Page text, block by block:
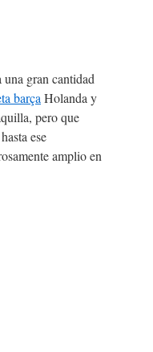
gran cantidad
barça Holanda y
pero que
ese
amplio en